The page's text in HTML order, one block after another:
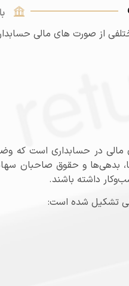
از صورت‌ های مالی
مالی در حسابداری است
بدهی‌ها و حقوق صاحبان
داشته باشند.
تشکیل شده است: